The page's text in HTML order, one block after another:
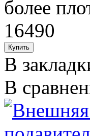
более
16490
В
В